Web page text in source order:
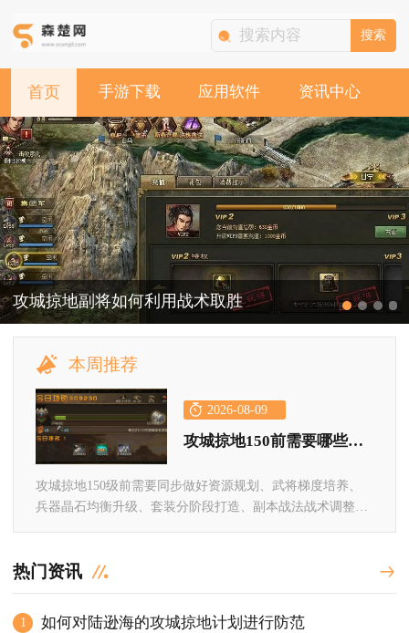
搜索
首页 手游下载 应用软件 资讯中心
攻城掠地副将如何利用战术取胜
本周推荐
2026-08-09
攻城掠地150前需要哪些策略
攻城掠地150级前需要同步做好资源规划、武将梯度培养、
兵器晶石均衡升级、套装分阶段打造、副本战法战术调整、
热门资讯
1 如何对陆逊海的攻城掠地计划进行防范